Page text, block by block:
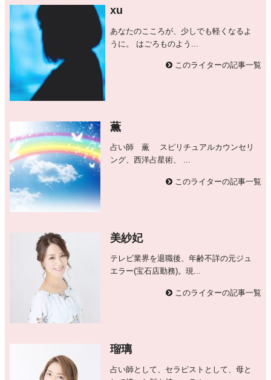
xu
あなたのこころが、少しでも軽くなるよ
うに。 はごろものよう...
このライターの記事一覧
薫
占い師 薫 スピリチュアルカウンセリ
ング、西洋占星術、 ...
このライターの記事一覧
美紗妃
テレビ業界を退職後、年齢不詳の元ジュ
エラー(宝石店勤務)。現...
このライターの記事一覧
瑠璃
占い師として、セラピストとして、母と